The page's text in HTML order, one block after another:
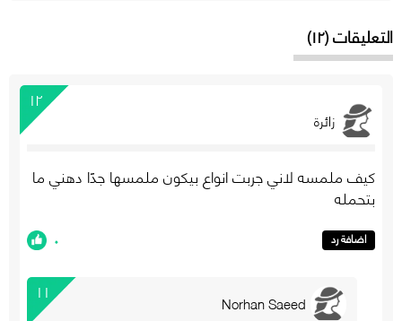
التعليقات (١٢)
١٢
زائرة
كيف ملمسه لاني جربت انواع بيكون ملمسها جدًا دهني ما
بتحمله
اضافة رد ٠
١١ Norhan Saeed